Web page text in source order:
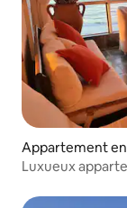
Appartement en
Luxueux